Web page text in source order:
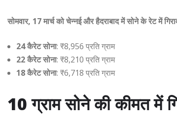
सोमवार, 17 मार्च को चेन्नई और हैदराबाद में सोने के रेट में
24 कैरेट सोना: ₹8,956 प्रति ग्राम
22 कैरेट सोना: ₹8,210 प्रति ग्राम
18 कैरेट सोना: ₹6,718 प्रति ग्राम
10 ग्राम सोने की कीमत में